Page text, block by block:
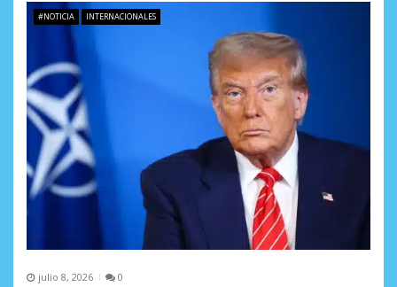
#NOTICIA INTERNACIONALES
julio 8, 2026 0